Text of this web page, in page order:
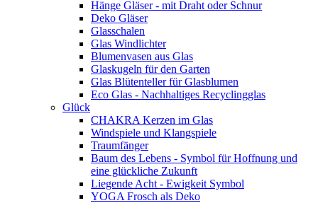
Hänge Gläser - mit Draht oder Schnur
Deko Gläser
Glasschalen
Glas Windlichter
Blumenvasen aus Glas
Glaskugeln für den Garten
Glas Blütenteller für Glasblumen
Eco Glas - Nachhaltiges Recyclingglas
Glück
CHAKRA Kerzen im Glas
Windspiele und Klangspiele
Traumfänger
Baum des Lebens - Symbol für Hoffnung und
eine glückliche Zukunft
Liegende Acht - Ewigkeit Symbol
YOGA Frosch als Deko